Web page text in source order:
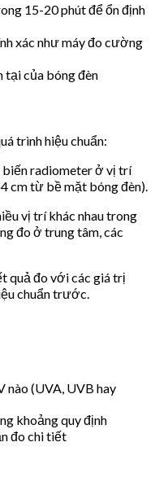
15-20 phút để ổn định
xác như máy đo cường
tại của bóng đèn
trình hiệu chuẩn:
radiometer ở vị trí
cm từ bề mặt bóng đèn).
vị trí khác nhau trong
đo ở trung tâm, các
quả đo với các giá trị
chuẩn trước.
nào (UVA, UVB hay
khoảng quy định
đo chi tiết